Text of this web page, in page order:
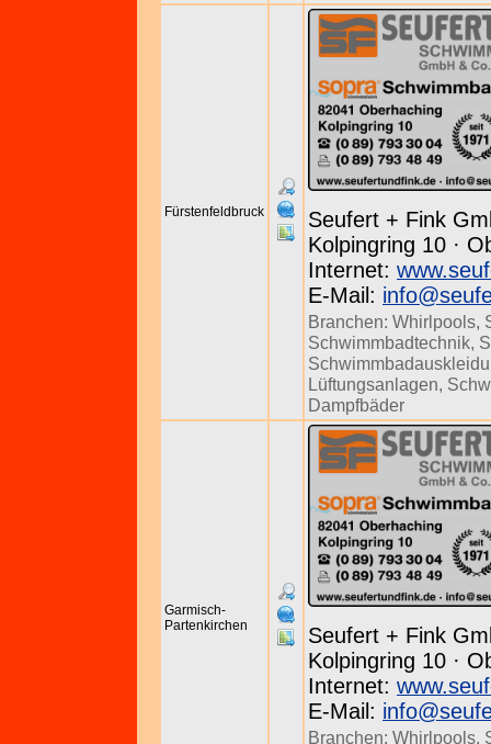
Fürstenfeldbruck
Seufert + Fink
Kolpingring 10 ·
Internet:
E-Mail:
Branchen: Whirlpools,
Schwimmbadtechnik,
Lüftungsanlagen,
Dampfbäder
Garmisch-
Partenkirchen
Seufert + Fink
Kolpingring 10 ·
Internet:
E-Mail:
Branchen: Whirlpools,